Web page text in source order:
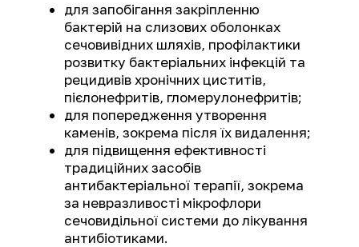
для запобігання закріпленню
бактерій на слизових оболонках
сечовивідних шляхів, профілактики
розвитку бактеріальних інфекцій та
рецидивів хронічних циститів,
пієлонефритів, гломерулонефритів;
для попередження утворення
каменів, зокрема після їх видалення;
для підвищення ефективності
традиційних засобів
антибактеріальної терапії, зокрема
за невразливості мікрофлори
сечовидільної системи до лікування
антибіотиками.